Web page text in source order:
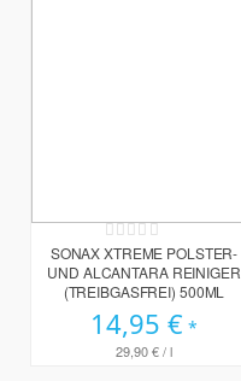
Rating:
0%
SONAX XTREME POLSTER-
UND ALCANTARA REINIGER
(TREIBGASFREI) 500ML
14,95 €
29,90 €/ l